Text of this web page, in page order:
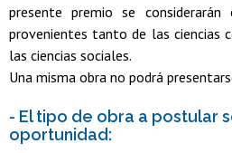
presente premio se
provenientes tanto de las ciencias
las ciencias sociales.
Una misma obra no podrá
- El tipo de obra a postular
oportunidad: